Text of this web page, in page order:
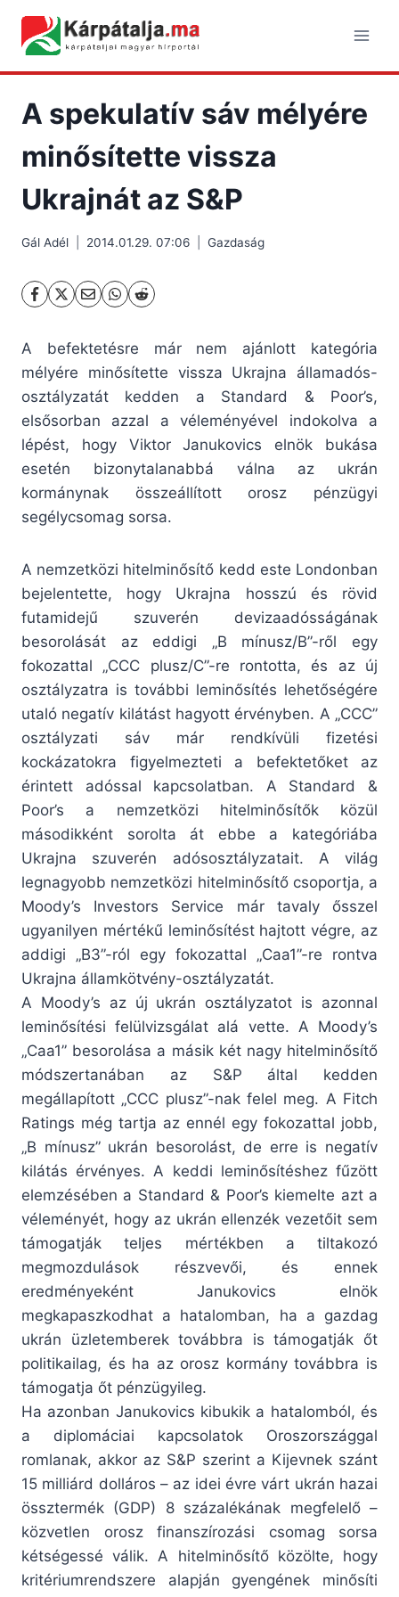
content
A spekulatív sáv mélyére
minősítette vissza
Ukrajnát az S&P
Gál Adél 2014.01.29. 07:06 Gazdaság
A befektetésre már nem ajánlott kategória
mélyére minősítette vissza Ukrajna államadós-
osztályzatát kedden a Standard & Poor’s,
elsősorban azzal a véleményével indokolva a
lépést, hogy Viktor Janukovics elnök bukása
esetén bizonytalanabbá válna az ukrán
kormánynak összeállított orosz pénzügyi
segélycsomag sorsa.
A nemzetközi hitelminősítő kedd este Londonban
bejelentette, hogy Ukrajna hosszú és rövid
futamidejű szuverén devizaadósságának
besorolását az eddigi „B mínusz/B”-ről egy
fokozattal „CCC plusz/C”-re rontotta, és az új
osztályzatra is további leminősítés lehetőségére
utaló negatív kilátást hagyott érvényben. A „CCC”
osztályzati sáv már rendkívüli fizetési
kockázatokra figyelmezteti a befektetőket az
érintett adóssal kapcsolatban. A Standard &
Poor’s a nemzetközi hitelminősítők közül
másodikként sorolta át ebbe a kategóriába
Ukrajna szuverén adósosztályzatait. A világ
legnagyobb nemzetközi hitelminősítő csoportja, a
Moody’s Investors Service már tavaly ősszel
ugyanilyen mértékű leminősítést hajtott végre, az
addigi „B3”-ról egy fokozattal „Caa1”-re rontva
Ukrajna államkötvény-osztályzatát.
A Moody’s az új ukrán osztályzatot is azonnal
leminősítési felülvizsgálat alá vette. A Moody’s
„Caa1” besorolása a másik két nagy hitelminősítő
módszertanában az S&P által kedden
megállapított „CCC plusz”-nak felel meg. A Fitch
Ratings még tartja az ennél egy fokozattal jobb,
„B mínusz” ukrán besorolást, de erre is negatív
kilátás érvényes. A keddi leminősítéshez fűzött
elemzésében a Standard & Poor’s kiemelte azt a
véleményét, hogy az ukrán ellenzék vezetőit sem
támogatják teljes mértékben a tiltakozó
megmozdulások részvevői, és ennek
eredményeként Janukovics elnök
megkapaszkodhat a hatalomban, ha a gazdag
ukrán üzletemberek továbbra is támogatják őt
politikailag, és ha az orosz kormány továbbra is
támogatja őt pénzügyileg.
Ha azonban Janukovics kibukik a hatalomból, és
a diplomáciai kapcsolatok Oroszországgal
romlanak, akkor az S&P szerint a Kijevnek szánt
15 milliárd dolláros – az idei évre várt ukrán hazai
össztermék (GDP) 8 százalékának megfelelő –
közvetlen orosz finanszírozási csomag sorsa
kétségessé válik. A hitelminősítő közölte, hogy
kritériumrendszere alapján gyengének minősíti